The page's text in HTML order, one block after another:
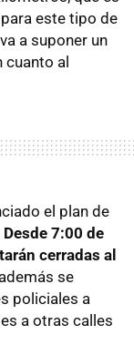
este tipo de
a suponer un
al
el plan de
Desde 7:00 de
cerradas al
se
policiales a
a otras calles